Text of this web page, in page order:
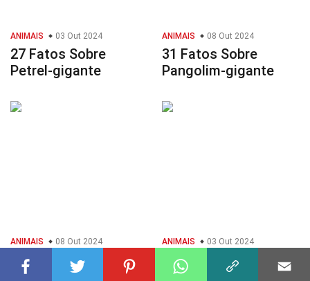
ANIMAIS 03 Out 2024
27 Fatos Sobre
Petrel-gigante
ANIMAIS 08 Out 2024
31 Fatos Sobre
Pangolim-gigante
ANIMAIS 08 Out 2024
29 Fatos Sobre
Megatério
ANIMAIS 03 Out 2024
38 Fatos Sobre Moa
Gigante